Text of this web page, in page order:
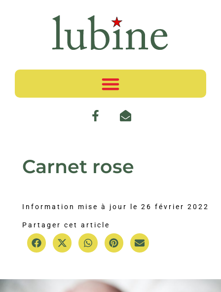
Carnet rose
Information mise à jour le 26 février 2022
Partager cet article